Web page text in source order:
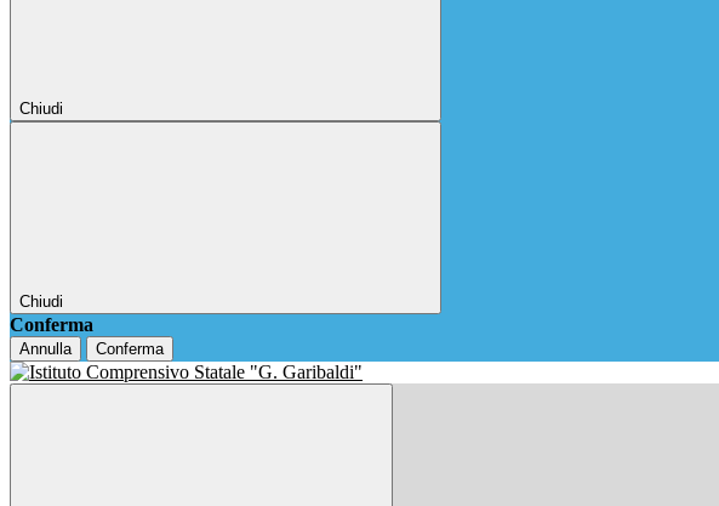
Chiudi
Chiudi
Conferma
Annulla Conferma